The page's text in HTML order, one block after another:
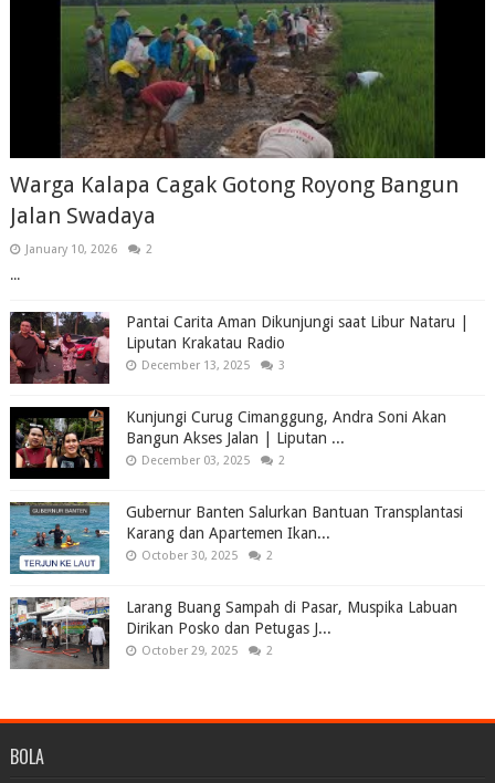
Warga Kalapa Cagak Gotong Royong Bangun
Jalan Swadaya
January 10, 2026 2
...
Pantai Carita Aman Dikunjungi saat Libur Nataru |
Liputan Krakatau Radio
December 13, 2025 3
Kunjungi Curug Cimanggung, Andra Soni Akan
Bangun Akses Jalan | Liputan ...
December 03, 2025 2
Gubernur Banten Salurkan Bantuan Transplantasi
Karang dan Apartemen Ikan...
October 30, 2025 2
Larang Buang Sampah di Pasar, Muspika Labuan
Dirikan Posko dan Petugas J...
October 29, 2025 2
BOLA